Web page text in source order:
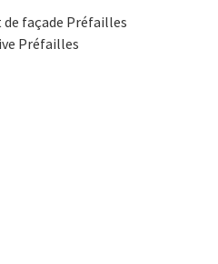
façade Préfailles
Préfailles